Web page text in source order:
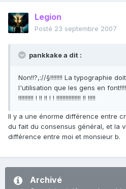
Legion
Posté 23 septembre 2007
pankkake a dit :
Non!!?,://§!!!!!!!! La typographie
l'utilisation que les gens en
!!!!!!!!!! ! !! !! ! ! !!!!!!!!!!!!!!!! !! !!!!!
Il y a une énorme différence entre
du fait du consensus général, et la
différence entre moi et monsieur b.
Archivé